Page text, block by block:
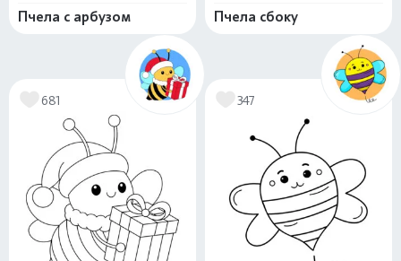
Пчела с арбузом Пчела сбоку
681 347